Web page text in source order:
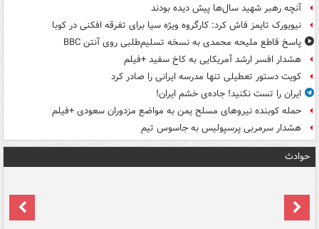
آنچه رهبر شهید سال‌ها پیش دیده بودند
نیویورک تایمز فاش کرد: کارگروه ویژه سیا برای تفرقه افکنی در کوبا
پاسخ قاطع ملیحه محمدی به نسخه تسلیم‌طلبی روی آنتن BBC
هشدار افسر ارشد آمریکایی به کاخ سفید +فیلم
کویت دستور تعطیلی تنها مدرسه ایرانی را صادر کرد
ایران را تست نکنید! جاده‌ی خشم ایران!
حمله کوبنده نیروهای مسلح یمن به مواضع مزدوران سعودی +فیلم
هشدار سرمربی پرسپولیس به جاسوس تیم
حوادث